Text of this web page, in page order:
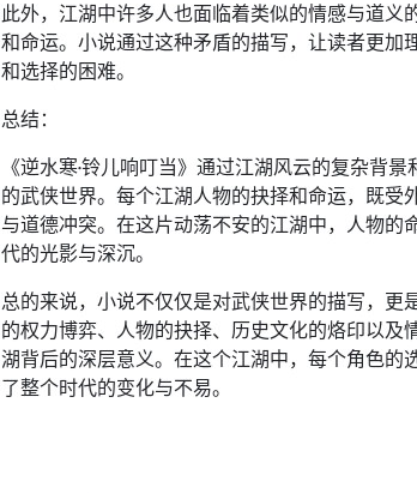
此外，江湖中许多人也面临着类似的情感与道
和命运。小说通过这种矛盾的描写，让读者更
和选择的困难。
总结：
《逆水寒·铃儿响叮当》通过江湖风云的复杂背
的武侠世界。每个江湖人物的抉择和命运，既
与道德冲突。在这片动荡不安的江湖中，人物
代的光影与深沉。
总的来说，小说不仅仅是对武侠世界的描写，
的权力博弈、人物的抉择、历史文化的烙印以
湖背后的深层意义。在这个江湖中，每个角色
了整个时代的变化与不易。